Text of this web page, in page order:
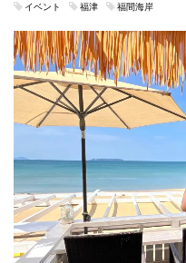
イベント 福津 福間海岸